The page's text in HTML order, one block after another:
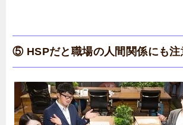
⑤ HSPだと職場の人間関係にも注